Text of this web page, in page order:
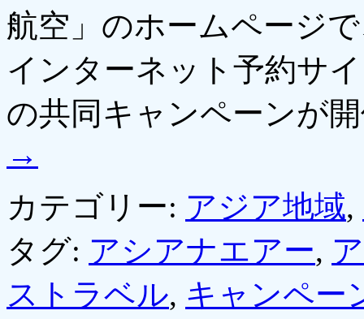
航空」のホームページ
インターネット予約サ
の共同キャンペーンが
→
カテゴリー: アジア地域,
タグ: アシアナエアー,
ストラベル, キャンペー